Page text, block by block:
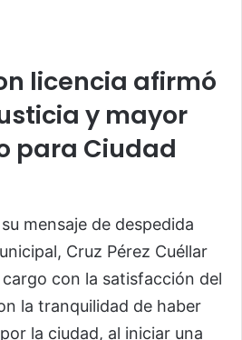
licencia afirmó
y mayor
para Ciudad
mensaje de despedida
Cruz Pérez Cuéllar
con la satisfacción del
la tranquilidad de haber
la ciudad, al iniciar una